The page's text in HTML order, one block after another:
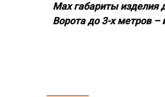
Мах габариты изделия
Ворота до 3-х метров